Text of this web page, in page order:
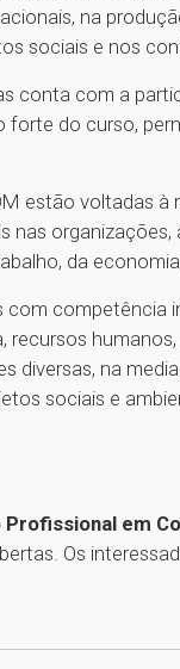
na
sociais e nos
conta com a
do curso,
estão voltadas
nas
da
competência
diversas, na
sociais e
Profissional em
Os